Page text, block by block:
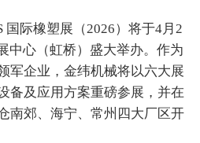
国际橡塑展（2026）将于4月2
中心（虹桥）盛大举办。作为
军企业， 金纬机械将以六大展
备及应用方案重磅参展，并在
南郊、海宁、常州四大厂区开